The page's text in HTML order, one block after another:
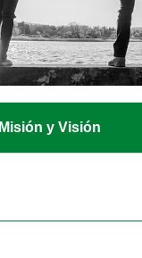
Misión y Visión